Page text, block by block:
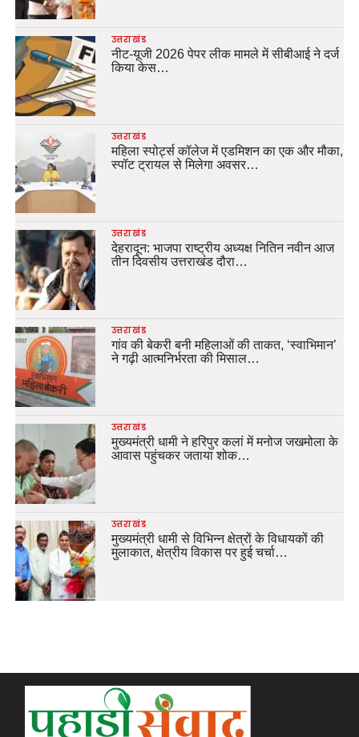
उत्तराखंड
नीट-यूजी 2026 पेपर लीक मामले में सीबीआई ने दर्ज
किया केस…
उत्तराखंड
महिला स्पोर्ट्स कॉलेज में एडमिशन का एक और मौका,
स्पॉट ट्रायल से मिलेगा अवसर…
उत्तराखंड
देहरादून: भाजपा राष्ट्रीय अध्यक्ष नितिन नवीन आज
तीन दिवसीय उत्तराखंड दौरा…
उत्तराखंड
गांव की बेकरी बनी महिलाओं की ताकत, ‘स्वाभिमान’
ने गढ़ी आत्मनिर्भरता की मिसाल…
उत्तराखंड
मुख्यमंत्री धामी ने हरिपुर कलां में मनोज जखमोला के
आवास पहुंचकर जताया शोक…
उत्तराखंड
मुख्यमंत्री धामी से विभिन्न क्षेत्रों के विधायकों की
मुलाकात, क्षेत्रीय विकास पर हुई चर्चा…